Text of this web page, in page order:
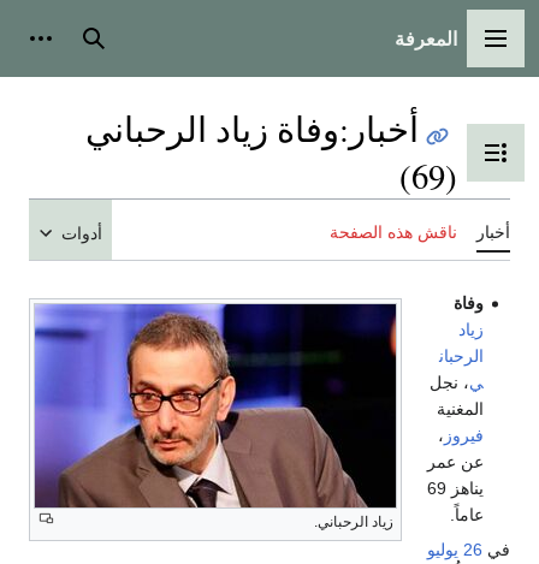
القائمة الرئيسية
المعرفة بحث
تبديل عرض جدول المحتويات
أخبار:وفاة زياد الرحباني
(69)
أخبار ناقش هذه الصفحة أدوات
زياد الرحباني.
وفاة
الرحبان
، نجل
المغنية
فيروز،
عن عمر
يناهز 69
عاماً.
26 يوليو